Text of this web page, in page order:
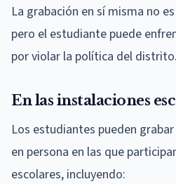
La grabación en sí misma no
pero el estudiante puede
por violar la política del distrito.
En las instalaciones
Los estudiantes pueden
en persona en las que
escolares, incluyendo: